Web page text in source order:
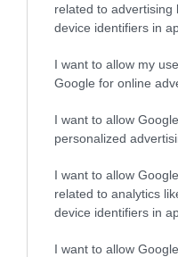
related to advertising
device identifiers in
I want to allow my
Google for online
I want to allow
personalized
I want to allow
related to analytics
device identifiers in
I want to allow